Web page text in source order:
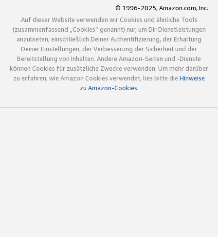
© 1996-2025, Amazon.com, Inc.
Auf dieser Website verwenden wir Cookies und ähnliche Tools
(zusammenfassend „Cookies“ genannt) nur, um Dir Dienstleistungen
anzubieten, einschließlich Deiner Authentifizierung, der Erhaltung
Deiner Einstellungen, der Verbesserung der Sicherheit und der
Bereitstellung von Inhalten. Andere Amazon-Seiten und -Dienste
können Cookies für zusätzliche Zwecke verwenden. Um mehr darüber
zu erfahren, wie Amazon Cookies verwendet, lies bitte die Hinweise
zu Amazon-Cookies.